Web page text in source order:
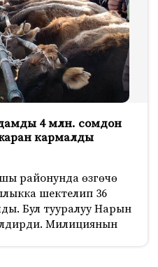
4 млн. сомдон
кармалды
районунда өзгөчө
шектелип 36
Бул тууралуу Нарын
Милициянын